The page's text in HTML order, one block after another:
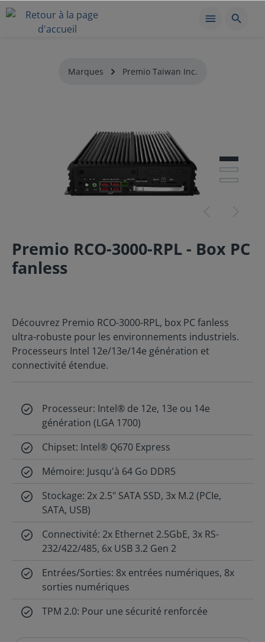
Marques Premio Taiwan Inc.
Premio RCO-3000-RPL - Box PC
fanless
Découvrez Premio RCO-3000-RPL, box PC fanless
ultra-robuste pour les environnements industriels.
Processeurs Intel 12e/13e/14e génération et
connectivité étendue.
Processeur: Intel® de 12e, 13e ou 14e
génération (LGA 1700)
Chipset: Intel® Q670 Express
Mémoire: Jusqu'à 64 Go DDR5
Stockage: 2x 2.5" SATA SSD, 3x M.2 (PCIe,
SATA, USB)
Connectivité: 2x Ethernet 2.5GbE, 3x RS-
232/422/485, 6x USB 3.2 Gen 2
Entrées/Sorties: 8x entrées numériques, 8x
sorties numériques
TPM 2.0: Pour une sécurité renforcée